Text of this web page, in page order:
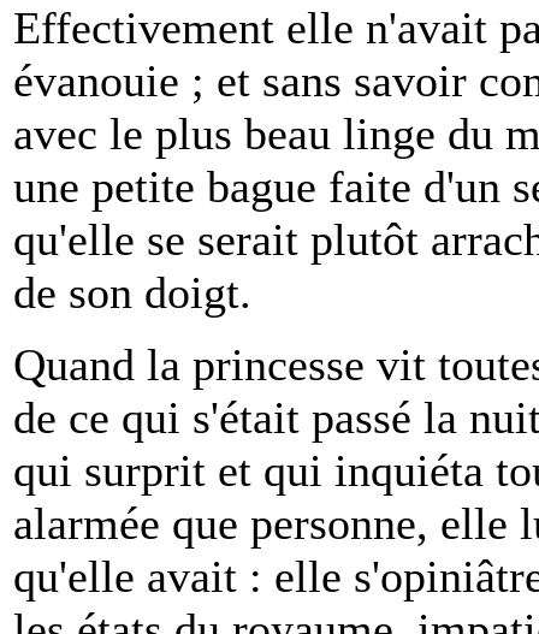
Effectivement elle n'avait
évanouie ; et sans savoir
avec le plus beau linge du
une petite bague faite d'un
qu'elle se serait plutôt
de son doigt.
Quand la princesse vit
de ce qui s'était passé la
qui surprit et qui inquiéta
alarmée que personne, elle
qu'elle avait : elle